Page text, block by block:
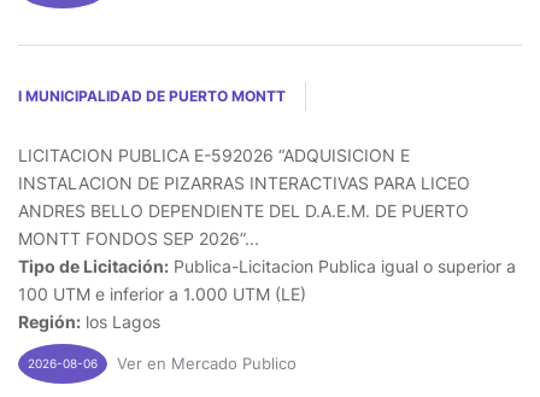
I MUNICIPALIDAD DE PUERTO MONTT
LICITACION PUBLICA E-592026 “ADQUISICION E
INSTALACION DE PIZARRAS INTERACTIVAS PARA LICEO
ANDRES BELLO DEPENDIENTE DEL D.A.E.M. DE PUERTO
MONTT FONDOS SEP 2026”...
Tipo de Licitación: Publica-Licitacion Publica igual o superior a
100 UTM e inferior a 1.000 UTM (LE)
Región: los Lagos
2026-08-06 Ver en Mercado Publico